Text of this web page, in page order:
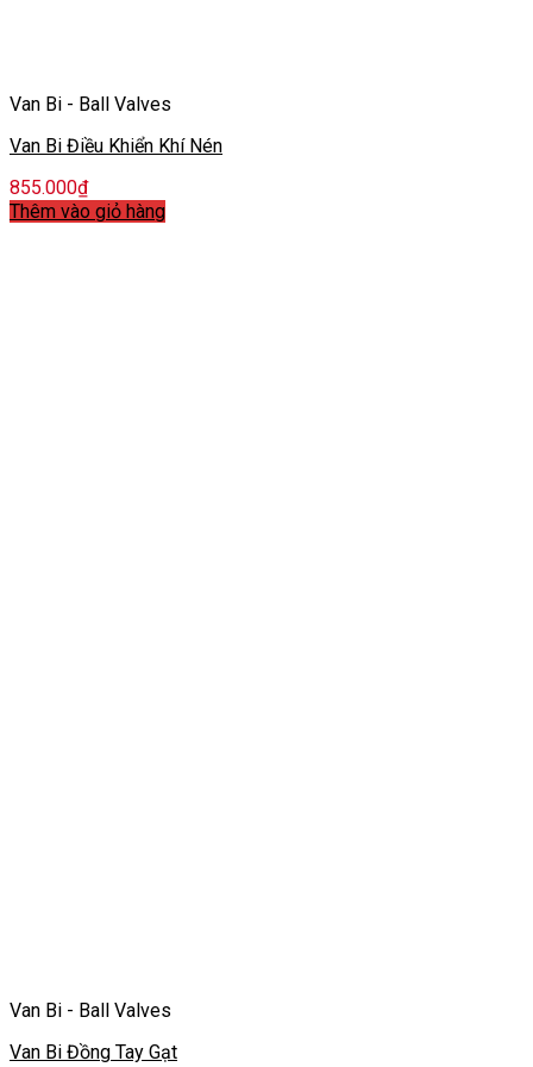
Van Bi - Ball Valves
Van Bi Điều Khiển Khí Nén
855.000₫
Thêm vào giỏ hàng
Van Bi - Ball Valves
Van Bi Đồng Tay Gạt